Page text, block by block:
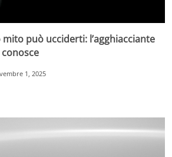
mito può ucciderti: l’agghiacciante
1, 2025